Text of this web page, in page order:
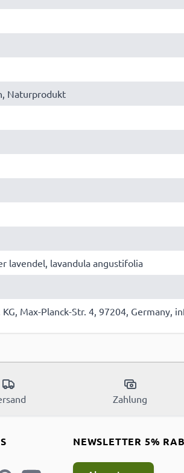
Naturprodukt
lavendel, lavandula angustifolia
Max-Planck-Str. 4, 97204, Germany,
Zahlung
NEWSLETTER 5%